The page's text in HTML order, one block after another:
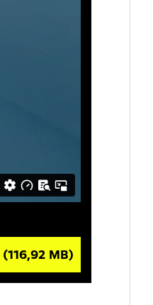
(116,92 MB)